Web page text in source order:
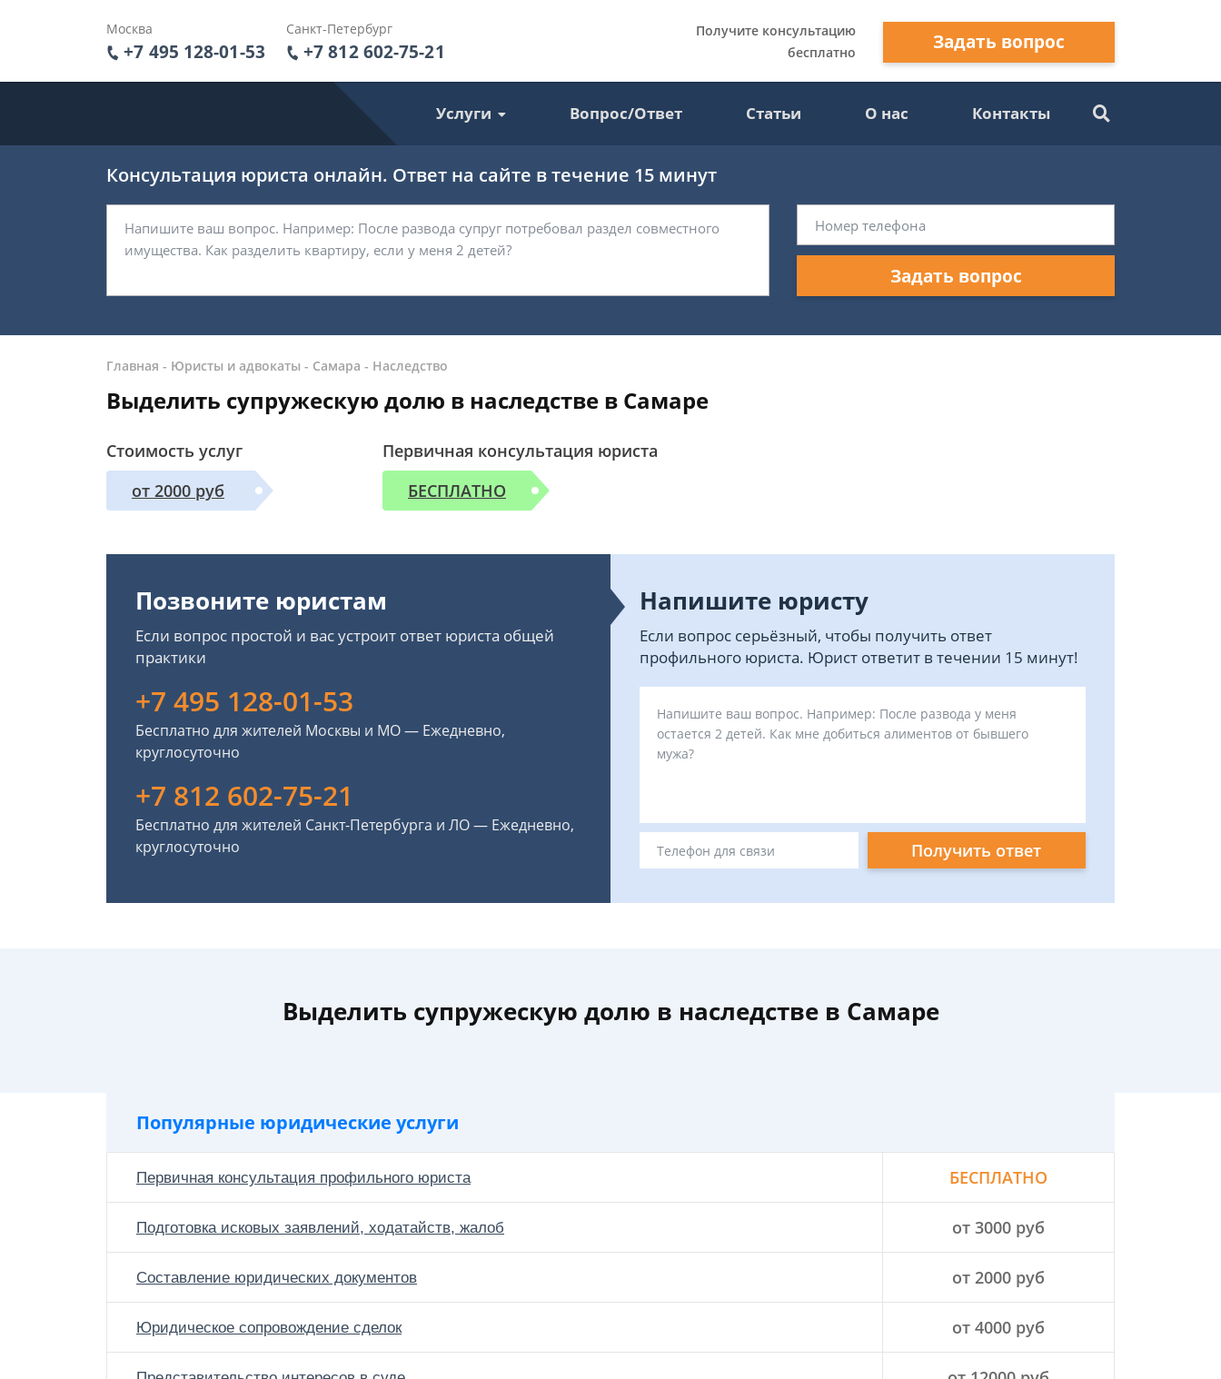
Москва
+7 495 128-01-53
Санкт-Петербург
+7 812 602-75-21
Получите консультацию
бесплатно
Задать вопрос
Услуги Вопрос/Ответ Статьи О нас Контакты
Консультация юриста онлайн. Ответ на сайте в течение 15 минут
Задать вопрос
Главная - Юристы и адвокаты - Самара - Наследство
Выделить супружескую долю в наследстве в Самаре
Стоимость услуг
от 2000 руб
Первичная консультация юриста
БЕСПЛАТНО
Позвоните юристам
Если вопрос простой и вас устроит ответ юриста общей
практики
+7 495 128-01-53
Бесплатно для жителей Москвы и МО — Ежедневно,
круглосуточно
+7 812 602-75-21
Бесплатно для жителей Санкт-Петербурга и ЛО — Ежедневно,
круглосуточно
Напишите юристу
Если вопрос серьёзный, чтобы получить ответ
профильного юриста. Юрист ответит в течении 15 минут!
Получить ответ
Выделить супружескую долю в наследстве в Самаре
Популярные юридические услуги
Первичная консультация профильного юриста БЕСПЛАТНО
Подготовка исковых заявлений, ходатайств, жалоб от 3000 руб
Составление юридических документов от 2000 руб
Юридическое сопровождение сделок от 4000 руб